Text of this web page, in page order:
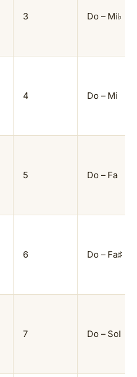
3 Do – Mi♭
4 Do – Mi
5 Do – Fa
6 Do – Fa♯
7 Do – Sol